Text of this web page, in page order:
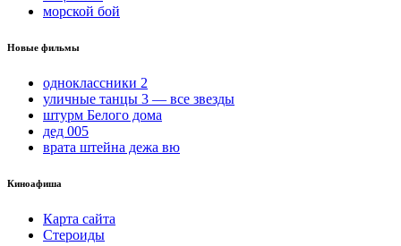
морской бой
Новые фильмы
одноклассники 2
уличные танцы 3 — все звезды
штурм Белого дома
дед 005
врата штейна дежа вю
Киноафиша
Карта сайта
Стероиды